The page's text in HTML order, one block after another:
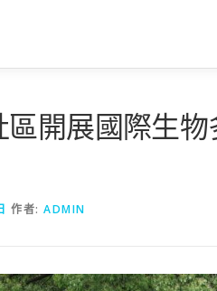
開展國際生
作者: ADMIN